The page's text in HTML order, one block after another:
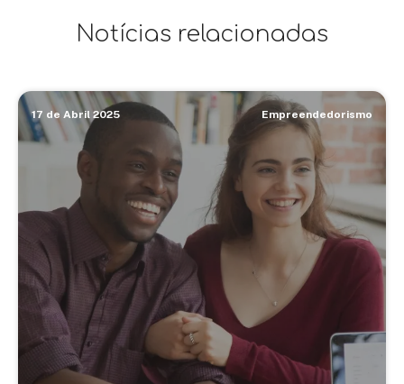
Notícias relacionadas
17 de Abril 2025 Empreendedorismo